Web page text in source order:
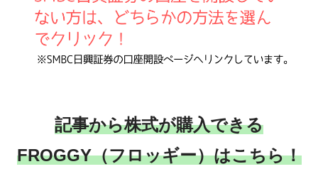
記事から株式が購入できる
FROGGY（フロッギー）はこちら！